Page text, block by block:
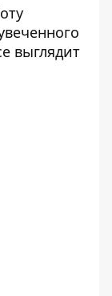
выглядит